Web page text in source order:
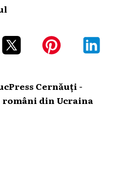
Cernăuți -
din Ucraina